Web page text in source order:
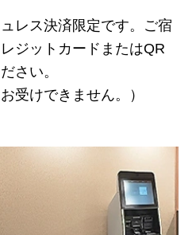
レス決済限定です。ご宿
ジットカードまたはQR
さい。
受けできません。）